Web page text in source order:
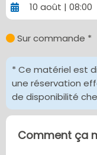
10 août | 08:00
Sur commande *
* Ce matériel est
une réservation
de disponibilité
Comment ça